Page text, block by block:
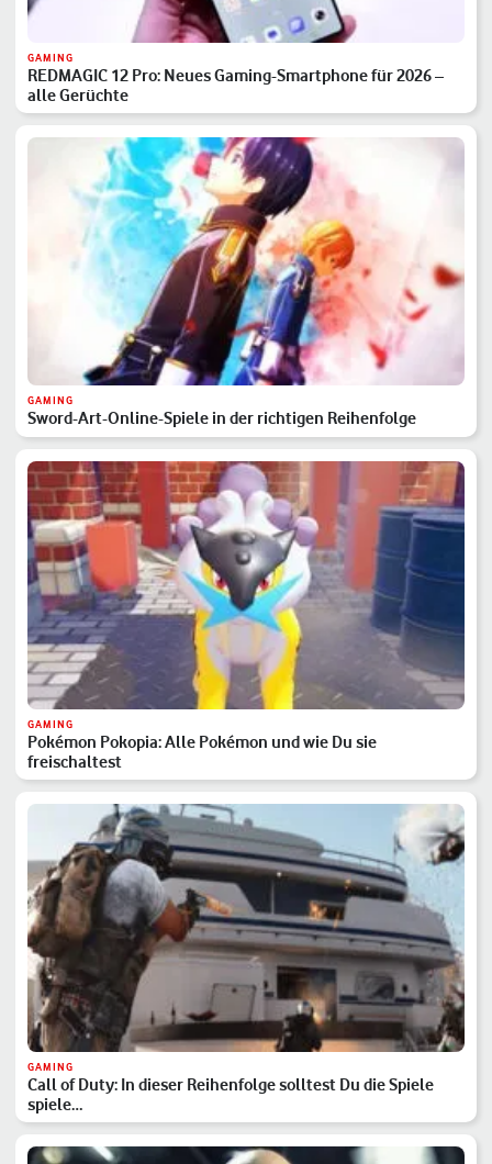
GAMING
REDMAGIC 12 Pro: Neues Gaming-Smartphone für 2026 –
alle Gerüchte
GAMING
Sword-Art-Online-Spiele in der richtigen Reihenfolge
GAMING
Pokémon Pokopia: Alle Pokémon und wie Du sie
freischaltest
GAMING
Call of Duty: In dieser Reihenfolge solltest Du die Spiele
spiele…